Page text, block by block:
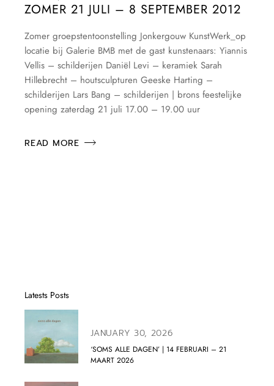
ZOMER 21 JULI – 8 SEPTEMBER 2012
Zomer groepstentoonstelling Jonkergouw KunstWerk_op
locatie bij Galerie BMB met de gast kunstenaars: Yiannis
Vellis – schilderijen Daniël Levi – keramiek Sarah
Hillebrecht – houtsculpturen Geeske Harting –
schilderijen Lars Bang – schilderijen | brons feestelijke
opening zaterdag 21 juli 17.00 – 19.00 uur
READ MORE
Latests Posts
JANUARY 30, 2026
‘SOMS ALLE DAGEN’ | 14 FEBRUARI – 21
MAART 2026